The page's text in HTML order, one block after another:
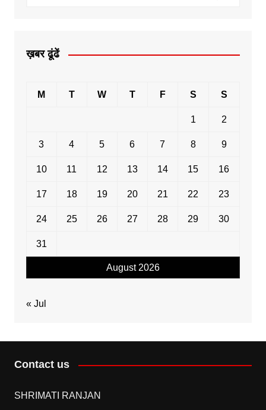
ख़बर ढूंढें
August 2026
M T W T F S S
1 2
3 4 5 6 7 8 9
10 11 12 13 14 15 16
17 18 19 20 21 22 23
24 25 26 27 28 29 30
31
« Jul
Contact us
SHRIMATI RANJAN